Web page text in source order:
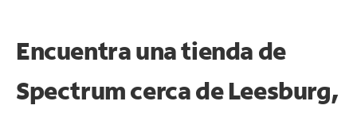
Encuentra una tienda de
Spectrumcerca de Leesburg,